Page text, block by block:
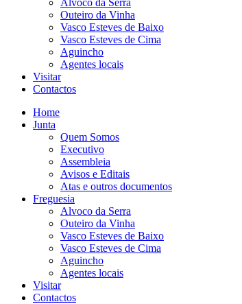
Outeiro da Vinha
Vasco Esteves de Baixo
Vasco Esteves de Cima
Aguincho
Agentes locais
Visitar
Contactos
Home
Junta
Quem Somos
Executivo
Assembleia
Avisos e Editais
Atas e outros documentos
Freguesia
Alvoco da Serra
Outeiro da Vinha
Vasco Esteves de Baixo
Vasco Esteves de Cima
Aguincho
Agentes locais
Visitar
Contactos